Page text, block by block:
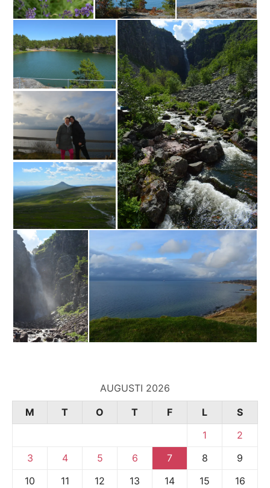
AUGUSTI 2026
M
T O T F L
S
1
2
3
4 5 6 7 8
9
10
11 12 13 14 15
16